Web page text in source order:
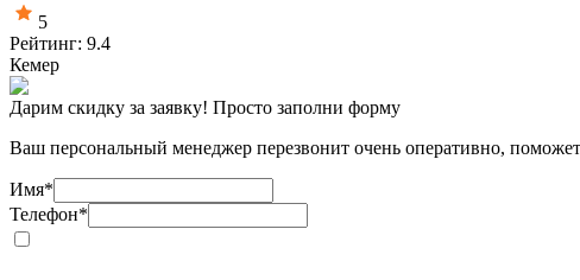
5
Рейтинг: 9.4
Кемер
Дарим скидку за заявку! Просто заполни форму
Ваш персональный менеджер перезвонит очень оперативно,
Имя*
Телефон*